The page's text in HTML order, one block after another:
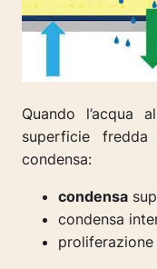
Quando l’acqua
superficie
condensa:
condensa
condensa
proliferazione